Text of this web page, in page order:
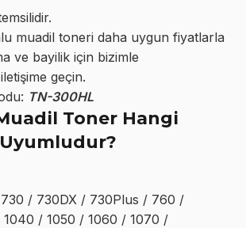
muadil toneri daha uygun fiyatlarla
ve bayilik için bizimle
geçin.
TN-300HL
Toner Hangi
Uyumludur?
/ 730DX / 730Plus / 760 /
/ 1050 / 1060 / 1070 /